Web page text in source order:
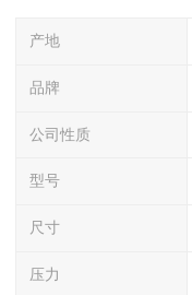
产地
品牌
公司性质
型号
尺寸
压力